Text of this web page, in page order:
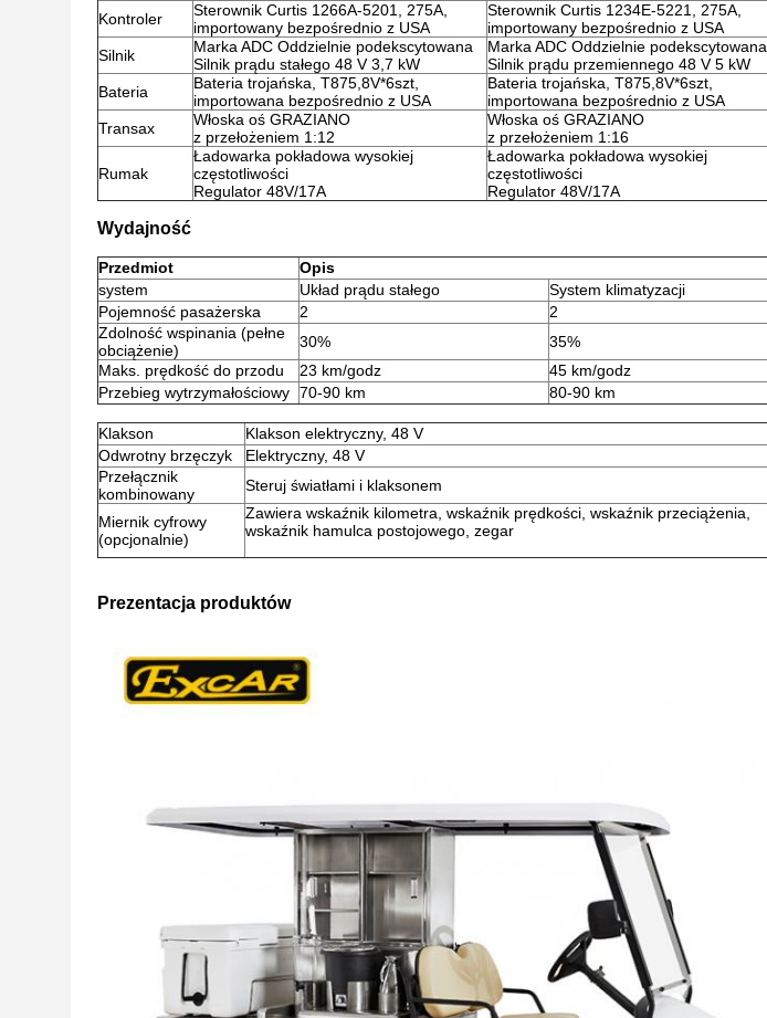
Kontroler
Sterownik Curtis 1266A-5201, 275A,
importowany bezpośrednio z USA
Sterownik Curtis 1234E-5221, 275A,
importowany bezpośrednio z USA
Silnik
Marka ADC Oddzielnie podekscytowana
Silnik prądu stałego 48 V 3,7 kW
Marka ADC Oddzielnie podekscytowana
Silnik prądu przemiennego 48 V 5 kW
Bateria
Bateria trojańska, T875,8V*6szt,
importowana bezpośrednio z USA
Bateria trojańska, T875,8V*6szt,
importowana bezpośrednio z USA
Transax
Włoska oś GRAZIANO
z przełożeniem 1:12
Włoska oś GRAZIANO
z przełożeniem 1:16
Rumak
Ładowarka pokładowa wysokiej
częstotliwości
Regulator 48V/17A
Ładowarka pokładowa wysokiej
częstotliwości
Regulator 48V/17A
Wydajność
Przedmiot
Opis
system
Układ prądu stałego
System klimatyzacji
Pojemność pasażerska
2
2
Zdolność wspinania (pełne
obciążenie)
30%
35%
Maks. prędkość do przodu
23 km/godz
45 km/godz
Przebieg wytrzymałościowy 70-90 km 80-90 km
Klakson
Klakson elektryczny, 48 V
Odwrotny brzęczyk
Elektryczny, 48 V
Przełącznik
kombinowany
Steruj światłami i klaksonem
Miernik cyfrowy
(opcjonalnie)
Zawiera wskaźnik kilometra, wskaźnik prędkości, wskaźnik przeciążenia,
wskaźnik hamulca postojowego, zegar
Prezentacja produktów